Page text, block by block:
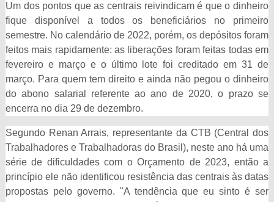
Um dos pontos que as centrais reivindicam é que o dinheiro
fique disponível a todos os beneficiários no primeiro
semestre. No calendário de 2022, porém, os depósitos foram
feitos mais rapidamente: as liberações foram feitas todas em
fevereiro e março e o último lote foi creditado em 31 de
março. Para quem tem direito e ainda não pegou o dinheiro
do abono salarial referente ao ano de 2020, o prazo se
encerra no dia 29 de dezembro.
Segundo Renan Arrais, representante da CTB (Central dos
Trabalhadores e Trabalhadoras do Brasil), neste ano há uma
série de dificuldades com o Orçamento de 2023, então a
princípio ele não identificou resistência das centrais às datas
propostas pelo governo. "A tendência que eu sinto é ser